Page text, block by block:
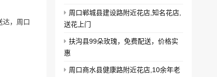
达，周口
周口郸城县建设路附近花店,知名花店,
送花上门
扶沟县99朵玫瑰，免费配送，价格实
惠
周口商水县健康路附近花店,10余年老